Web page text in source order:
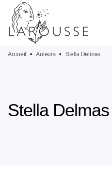
MENU
PIED DE PAGE
Accueil • Auteurs • Stella Delmas
Stella Delmas